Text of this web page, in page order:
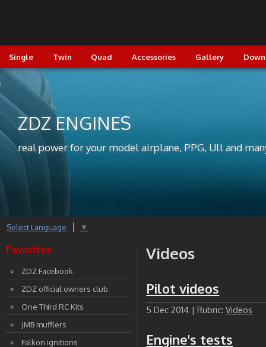
Single Twin Quad Accessories Gallery
ZDZ ENGINES
real power for your model airplane, PPG, Ull and
Videos
Pilot videos
5 Dec 2014 | Rubric:Videos
Engine's tests
Select Language ▼
Favorites
ZDZ Facebook
ZDZ official owners club
One Third RC Kits
JMB mufflers
Falkon ignitions